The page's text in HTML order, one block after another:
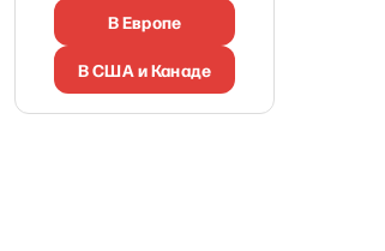
В Европе
В США и Канаде